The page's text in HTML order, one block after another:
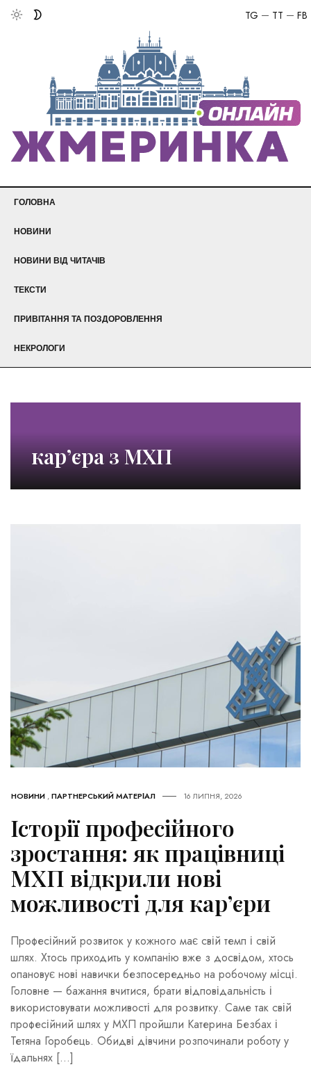
FB
TT
TG
ГОЛОВНА
НОВИНИ
НОВИНИ ВІД ЧИТАЧІВ
ТЕКСТИ
ПРИВІТАННЯ ТА ПОЗДОРОВЛЕННЯ
НЕКРОЛОГИ
кар’єра з МХП
НОВИНИ ,ПАРТНЕРСЬКИЙ МАТЕРІАЛ 16 ЛИПНЯ, 2026
Історії професійного
зростання: як працівниці
МХП відкрили нові
можливості для кар’єри
Професійний розвиток у кожного має свій темп і свій
шлях. Хтось приходить у компанію вже з досвідом, хтось
опановує нові навички безпосередньо на робочому місці.
Головне — бажання вчитися, брати відповідальність і
використовувати можливості для розвитку. Саме так свій
професійний шлях у МХП пройшли Катерина Безбах і
Тетяна Горобець. Обидві дівчини розпочинали роботу у
їдальнях […]